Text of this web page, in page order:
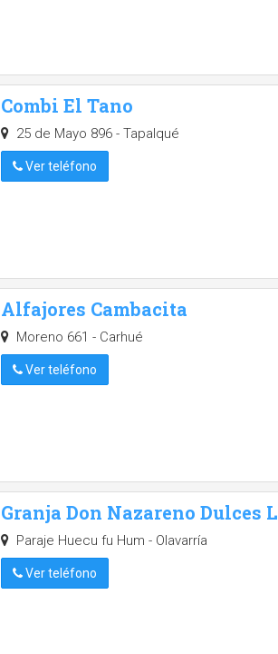
Combi El Tano
25 de Mayo 896 - Tapalqué
Ver teléfono
Alfajores Cambacita
Moreno 661 - Carhué
Ver teléfono
Granja Don Nazareno Dulces
Paraje Huecu fu Hum - Olavarría
Ver teléfono